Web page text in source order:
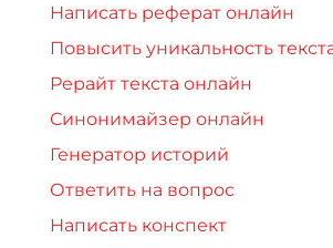
Написать реферат онлайн
Повысить уникальность
Рерайт текста онлайн
Синонимайзер онлайн
Генератор историй
Ответить на вопрос
Написать конспект